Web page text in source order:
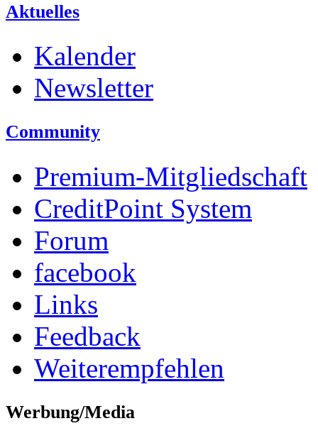
Aktuelles
Kalender
Newsletter
Community
Premium-Mitgliedschaft
CreditPoint System
Forum
facebook
Links
Feedback
Weiterempfehlen
Werbung/Media